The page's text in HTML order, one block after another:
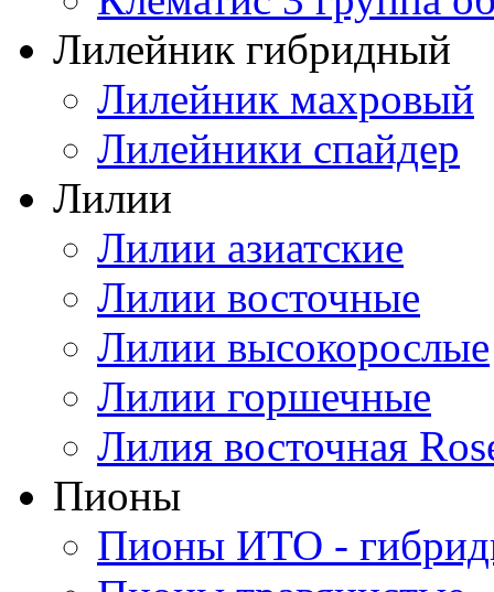
Лилейник гибридный
Лилейник махровый
Лилейники спайдер
Лилии
Лилии азиатские
Лилии восточные
Лилии высокорослые
Лилии горшечные
Лилия восточная
Пионы
Пионы ИТО -